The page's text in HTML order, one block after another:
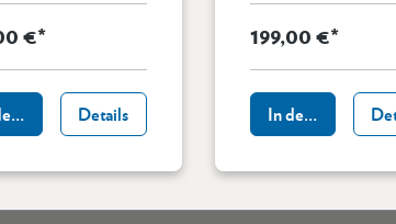
€*
WarenkorbDetails
199,00 €*
In den Warenkorb